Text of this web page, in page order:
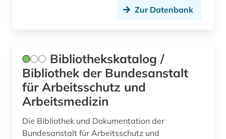
Zur Datenbank
Bibliothekskatalog /
Bibliothek der Bundesanstalt
für Arbeitsschutz und
Arbeitsmedizin
Die Bibliothek und Dokumentation der
Bundesanstalt für Arbeitsschutz und